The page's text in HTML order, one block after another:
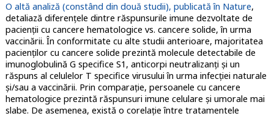
O altă analiză (constând din două studii), publicată în Nature,
detaliază diferențele dintre răspunsurile imune dezvoltate de
pacienții cu cancere hematologice vs. cancere solide, în urma
vaccinării. În conformitate cu alte studii anterioare, majoritatea
pacienților cu cancere solide prezintă molecule detectabile de
imunoglobulină G specifice S1, anticorpi neutralizanți și un
răspuns al celulelor T specifice virusului în urma infecției naturale
și/sau a vaccinării. Prin comparație, persoanele cu cancere
hematologice prezintă răspunsuri imune celulare și umorale mai
slabe. De asemenea, există o corelație între tratamentele